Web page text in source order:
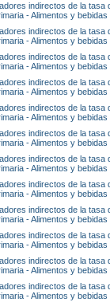
indirectos de la tasa
- Alimentos y
indirectos de la tasa
- Alimentos y
indirectos de la tasa
- Alimentos y
indirectos de la tasa
- Alimentos y
indirectos de la tasa
- Alimentos y bebidas
indirectos de la tasa
- Alimentos y
indirectos de la tasa
- Alimentos y
indirectos de la tasa
- Alimentos y
indirectos de la tasa
- Alimentos y
indirectos de la tasa
- Alimentos y
indirectos de la tasa
- Alimentos y
indirectos de la tasa
- Alimentos y